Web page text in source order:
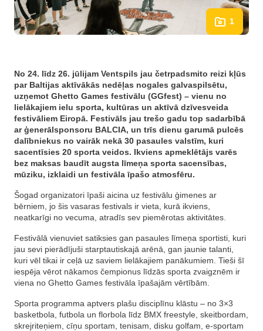
1
No 24. līdz 26. jūlijam Ventspils jau četrpadsmito reizi kļūs
par Baltijas aktīvākās nedēļas nogales galvaspilsētu,
uzņemot Ghetto Games festivālu (GGfest) – vienu no
lielākajiem ielu sporta, kultūras un aktīvā dzīvesveida
festivāliem Eiropā. Festivāls jau trešo gadu top sadarbībā
ar ģenerālsponsoru BALCIA, un trīs dienu garumā pulcēs
dalībniekus no vairāk nekā 30 pasaules valstīm, kuri
sacentīsies 20 sporta veidos. Ikviens apmeklētājs varēs
bez maksas baudīt augsta līmeņa sporta sacensības,
mūziku, izklaidi un festivāla īpašo atmosfēru.
Šogad organizatori īpaši aicina uz festivālu ģimenes ar
bērniem, jo šis vasaras festivals ir vieta, kurā ikviens,
neatkarīgi no vecuma, atradīs sev piemērotas aktivitātes.
Festivālā vienuviet satiksies gan pasaules līmeņa sportisti, kuri
jau sevi pierādījuši starptautiskajā arēnā, gan jaunie talanti,
kuri vēl tikai ir ceļā uz saviem lielākajiem panākumiem. Tieši šī
iespēja vērot nākamos čempionus līdzās sporta zvaigznēm ir
viena no Ghetto Games festivāla īpašajām vērtībām.
Sporta programma aptvers plašu disciplīnu klāstu – no 3×3
basketbola, futbola un florbola līdz BMX freestyle, skeitbordam,
skrejriteņiem, cīņu sportam, tenisam, disku golfam, e-sportam